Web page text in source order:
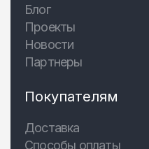
Блог
Проекты
Новости
Партнеры
Покупателям
Доставка
Способы оплаты